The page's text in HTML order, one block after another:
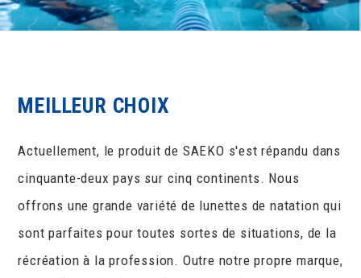
MEILLEUR CHOIX
Actuellement, le produit de SAEKO s'est répandu dans
cinquante-deux pays sur cinq continents. Nous
offrons une grande variété de lunettes de natation qui
sont parfaites pour toutes sortes de situations, de la
récréation à la profession. Outre notre propre marque,